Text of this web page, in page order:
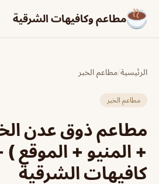
مطاعم وكافيهات الشرقية
الرئيسية/مطاعم الخبر
مطاعم الخبر
مطاعم ذوق عدن
+ المنيو + الموقع
كافيهات الشرقية